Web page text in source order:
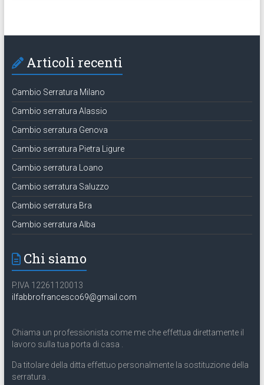
Articoli recenti
Cambio Serratura Milano
Cambio serratura Alassio
Cambio serratura Genova
Cambio serratura Pietra Ligure
Cambio serratura Loano
Cambio serratura Saluzzo
Cambio serratura Bra
Cambio serratura Alba
Chi siamo
P.IVA 12261120013
ilfabbrofrancesco69@gmail.com
Chiama un professionista come me che effettua direttamente il
lavoro sulla tua porta di casa .
Da titolare della ditta effettuo personalmente la sostituzione della
serratura .